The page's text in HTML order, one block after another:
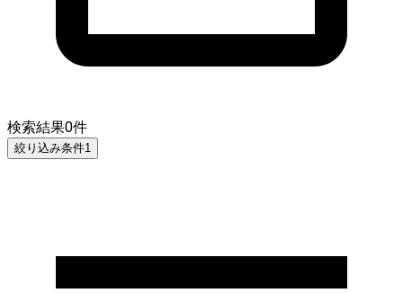
検索結果0件
絞り込み条件1